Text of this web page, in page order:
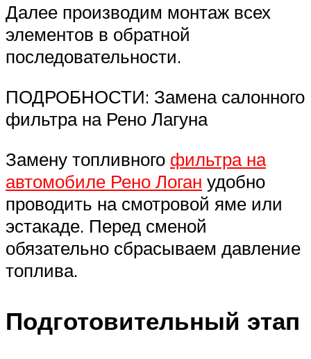
Далее производим монтаж всех
элементов в обратной
последовательности.
ПОДРОБНОСТИ: Замена салонного
фильтра на Рено Лагуна
Замену топливного фильтра на
автомобиле Рено Логан удобно
проводить на смотровой яме или
эстакаде. Перед сменой
обязательно сбрасываем давление
топлива.
Подготовительный этап